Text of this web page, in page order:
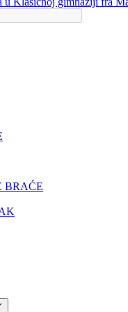
BRAĆE